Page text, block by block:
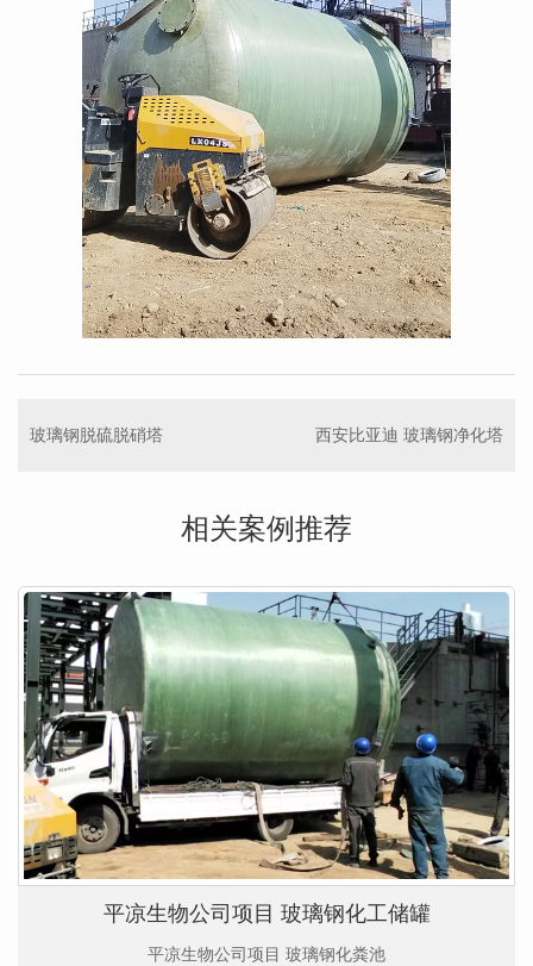
玻璃钢脱硫脱硝塔 西安比亚迪 玻璃钢净化塔
相关案例推荐
平凉生物公司项目 玻璃钢化工储罐
平凉生物公司项目 玻璃钢化粪池